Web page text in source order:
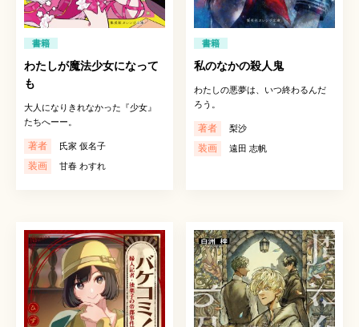
書籍
わたしが魔法少女になって
も
大人になりきれなかった『少女』
たちへーー。
著者 氏家 仮名子
装画 甘春 わすれ
書籍
私のなかの殺人鬼
わたしの悪夢は、いつ終わるんだ
ろう。
著者 梨沙
装画 遠田 志帆